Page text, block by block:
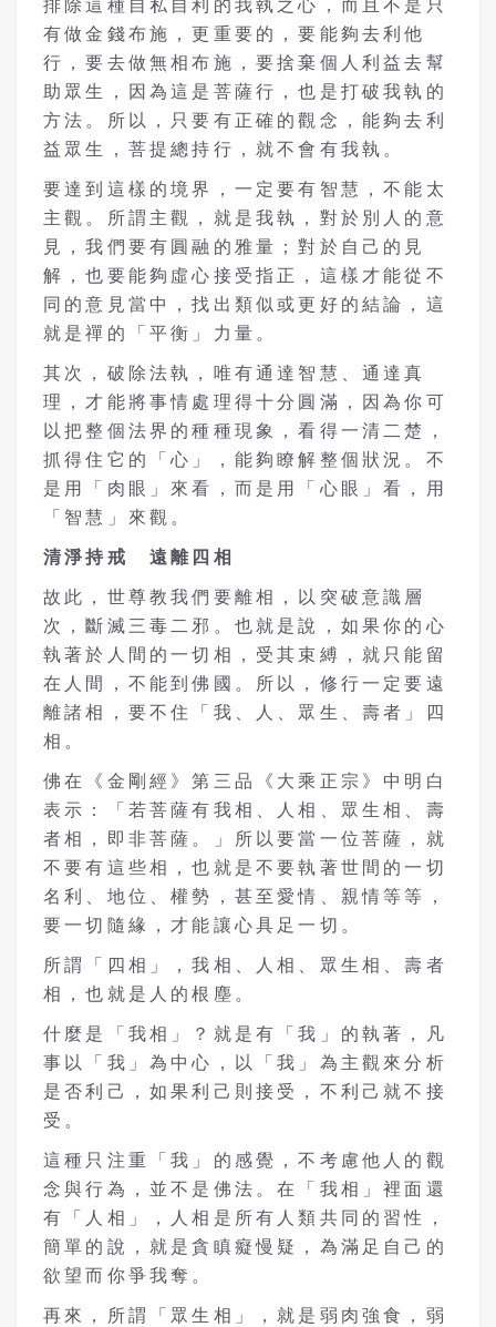
排除這種自私自利的我執之心，而且不是只
有做金錢布施，更重要的，要能夠去利他
行，要去做無相布施，要捨棄個人利益去幫
助眾生，因為這是菩薩行，也是打破我執的
方法。所以，只要有正確的觀念，能夠去利
益眾生，菩提總持行，就不會有我執。
要達到這樣的境界，一定要有智慧，不能太
主觀。所謂主觀，就是我執，對於別人的意
見，我們要有圓融的雅量；對於自己的見
解，也要能夠虛心接受指正，這樣才能從不
同的意見當中，找出類似或更好的結論，這
就是禪的「平衡」力量。
其次，破除法執，唯有通達智慧、通達真
理，才能將事情處理得十分圓滿，因為你可
以把整個法界的種種現象，看得一清二楚，
抓得住它的「心」，能夠瞭解整個狀況。不
是用「肉眼」來看，而是用「心眼」看，用
「智慧」來觀。
清淨持戒 遠離四相
故此，世尊教我們要離相，以突破意識層
次，斷滅三毒二邪。也就是說，如果你的心
執著於人間的一切相，受其束縛，就只能留
在人間，不能到佛國。所以，修行一定要遠
離諸相，要不住「我、人、眾生、壽者」四
相。
佛在《金剛經》第三品《大乘正宗》中明白
表示：「若菩薩有我相、人相、眾生相、壽
者相，即非菩薩。」所以要當一位菩薩，就
不要有這些相，也就是不要執著世間的一切
名利、地位、權勢，甚至愛情、親情等等，
要一切隨緣，才能讓心具足一切。
所謂「四相」，我相、人相、眾生相、壽者
相，也就是人的根塵。
什麼是「我相」？就是有「我」的執著，凡
事以「我」為中心，以「我」為主觀來分析
是否利己，如果利己則接受，不利己就不接
受。
這種只注重「我」的感覺，不考慮他人的觀
念與行為，並不是佛法。在「我相」裡面還
有「人相」，人相是所有人類共同的習性，
簡單的說，就是貪瞋癡慢疑，為滿足自己的
欲望而你爭我奪。
再來，所謂「眾生相」，就是弱肉強食，弱